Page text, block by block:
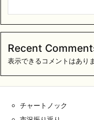
Recent
表示できるコメントはあり
チャートノック